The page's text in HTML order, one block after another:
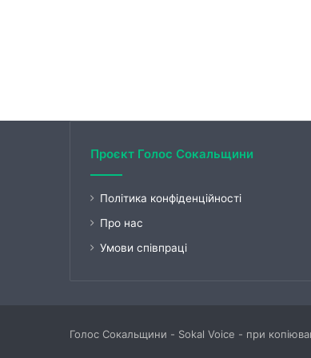
Проєкт Голос Сокальщини
Політика конфіденційності
Про нас
Умови співпраці
Голос Сокальщини - Sokal Voice - при